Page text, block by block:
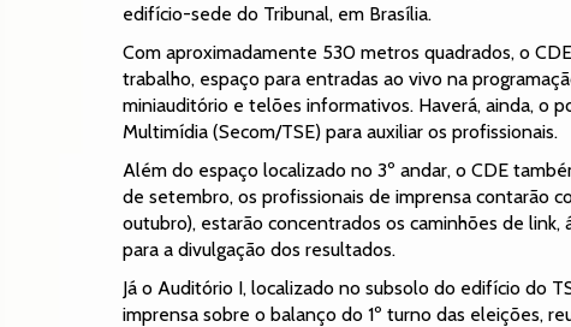
edifício-sede do Tribunal, em Brasília.
Com aproximadamente 530 metros quadrados, o
trabalho, espaço para entradas ao vivo na
miniauditório e telões informativos. Haverá, ainda, o
Multimídia (Secom/TSE) para auxiliar os profissionais.
Além do espaço localizado no 3º andar, o CDE
de setembro, os profissionais de imprensa contarão
outubro), estarão concentrados os caminhões de
para a divulgação dos resultados.
Já o Auditório I, localizado no subsolo do edifício do
imprensa sobre o balanço do 1º turno das eleições,